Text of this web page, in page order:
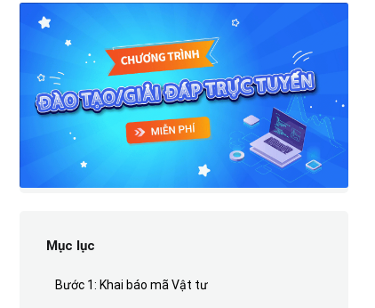
Mục lục
Bước 1: Khai báo mã Vật tư